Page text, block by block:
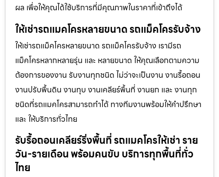
ผล เพื่อให้คุณได้ใช้บริการที่มีคุณภาพในราคาที่เข้าถึงได้
ให้เช่ารถแมคโครหลายขนาด รถแม็คโครรับจ้าง
ให้เช่ารถแม็คโครหลายขนาด รถแม็คโครรับจ้าง เรามีรถ
แม็คโครหลากหลายรุ่น และ หลายขนาด ให้คุณเลือกตามความ
ต้องการของงาน รับงานทุกชนิด ไม่ว่าจะเป็นงาน งานรื้อถอน
งานปรับพื้นดิน งานทุบ งานเคลียร์พื้นที่ งานยก และ งานทุก
ชนิดที่รถแมคโครสามารถทำได้ ทางทีมงานพร้อมให้คำปรึกษา
และ ให้บริการทั่วไทย
รับรื้อถอนเคลียร์ริ่งพื้นที่ รถแมคโครให้เช่า ราย
วัน-รายเดือน พร้อมคนขับ บริการทุกพื้นที่ทั่ว
ไทย